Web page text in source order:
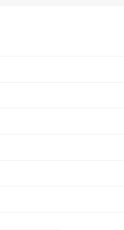
процесса термоупрочняющего